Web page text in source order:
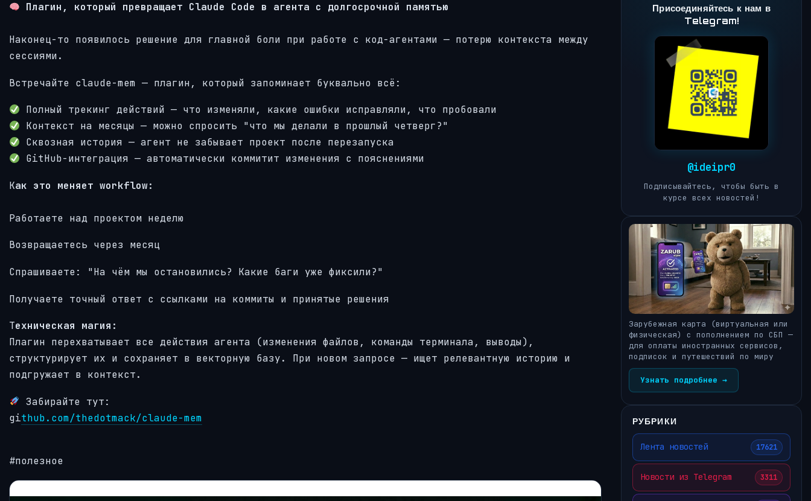
Плагин, который превращает Claude Code в агента с долгосрочной памятью
Наконец-то появилось решение для главной боли при работе с код-агентами — потерю контекста между
сессиями.
Встречайте claude-mem — плагин, который запоминает буквально всё:
Полный трекинг действий — что изменяли, какие ошибки исправляли, что пробовали
Контекст на месяцы — можно спросить "что мы делали в прошлый четверг?"
Сквозная история — агент не забывает проект после перезапуска
GitHub-интеграция — автоматически коммитит изменения с пояснениями
Как это меняет workflow:
Работаете над проектом неделю
Возвращаетесь через месяц
Спрашиваете: "На чём мы остановились? Какие баги уже фиксили?"
Получаете точный ответ с ссылками на коммиты и принятые решения
Техническая магия:
Плагин перехватывает все действия агента (изменения файлов, команды терминала, выводы),
структурирует их и сохраняет в векторную базу. При новом запросе — ищет релевантную историю и
подгружает в контекст.
Забирайте тут:
github.com/thedotmack/claude-mem
#полезное
Присоединяйтесь к нам в
Telegram!
@ideipr0
Подписывайтесь, чтобы быть в
курсе всех новостей!
Зарубежная карта (виртуальная или
физическая) с пополнением по СБП —
для оплаты иностранных сервисов,
подписок и путешествий по миру
Узнать подробнее →
РУБРИКИ
Лента новостей 17621
Новости из Telegram 3311